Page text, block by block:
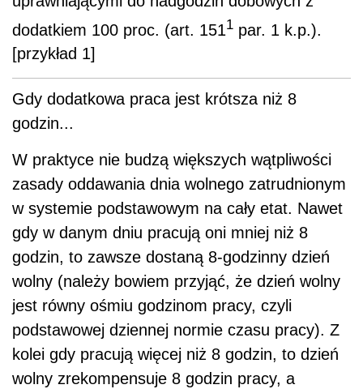
dodatkiem 100 proc. (art. 1511 par. 1 k.p.).
[przykład 1]
Gdy dodatkowa praca jest krótsza niż 8
godzin...
W praktyce nie budzą większych wątpliwości
zasady oddawania dnia wolnego zatrudnionym
w systemie podstawowym na cały etat. Nawet
gdy w danym dniu pracują oni mniej niż 8
godzin, to zawsze dostaną 8-godzinny dzień
wolny (należy bowiem przyjąć, że dzień wolny
jest równy ośmiu godzinom pracy, czyli
podstawowej dziennej normie czasu pracy). Z
kolei gdy pracują więcej niż 8 godzin, to dzień
wolny zrekompensuje 8 godzin pracy, a